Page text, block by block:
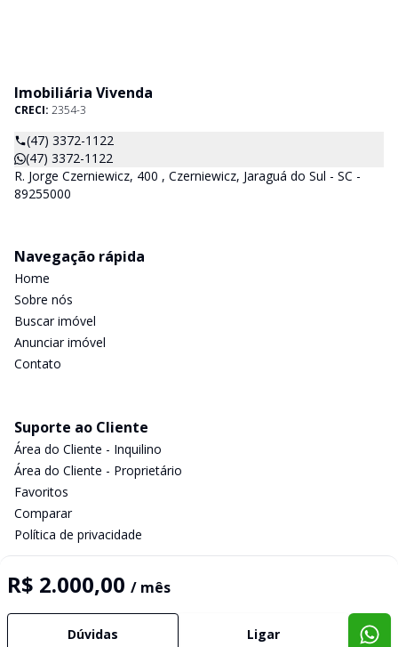
R$ 2.000,00 / mês
Dúvidas Ligar
Imobiliária Vivenda
CRECI: 2354-3
(47) 3372-1122
(47) 3372-1122
R. Jorge Czerniewicz, 400 , Czerniewicz, Jaraguá do Sul - SC -
89255000
Navegação rápida
Home
Sobre nós
Buscar imóvel
Anunciar imóvel
Contato
Suporte ao Cliente
Área do Cliente - Inquilino
Área do Cliente - Proprietário
Favoritos
Comparar
Política de privacidade
Selo de Tecnologia Loft